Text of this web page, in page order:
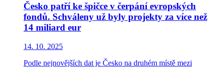
Česko patří ke špičce v čerpání evropských
fondů. Schváleny už byly projekty za více než
14 miliard eur
14. 10. 2025
Podle nejnovějších dat je Česko na druhém místě mezi